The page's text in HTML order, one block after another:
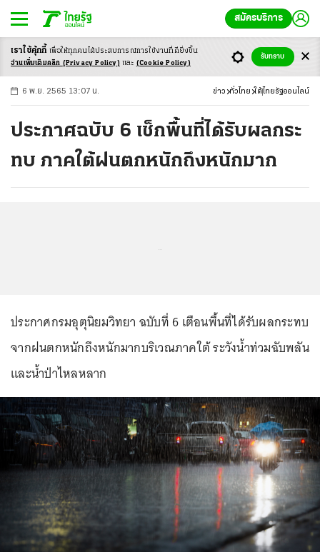
สมัครบริการ
-ก ก ก+
6 พ.ย. 2565 13:07 น. ข่าว ทั่วไทย ใต้ ไทยรัฐออนไลน์
ประกาศฉบับ 6 เช็กพื้นที่ได้รับผลกระ
ทบ ภาคใต้ฝนตกหนักถึงหนักมาก
ประกาศกรมอุตุนิยมวิทยา ฉบับที่ 6 เตือนพื้นที่ได้รับผลกระทบ
จากฝนตกหนักถึงหนักมากบริเวณภาคใต้ ระวังน้ําท่วมฉับพลัน
และน้ําป่าไหลหลาก
เราใช้คุ้กกี้ เพื่อให้ทุกคนได้ประสบการณ์การใช้งานที่ดียิ่งขึ้น
อ่านเพิ่มเติมคลิก (Privacy Policy) และ (Cookie Policy)
รับทราบ